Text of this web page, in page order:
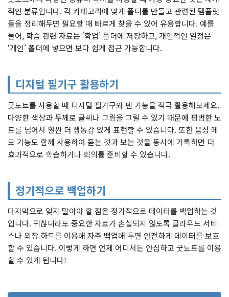
적인 분류입니다. 각 카테고리에 맞게 폴더를 만들고 관련된 템플릿
들을 정리해두면 필요할 때 빠르게 찾을 수 있어 유용합니다. 예를
들어, 학습 관련 자료는 ‘학업’ 폴더에 저장하고, 개인적인 일정은
‘개인’ 폴더에 넣으면 보다 쉽게 접근 가능합니다.
디지털 필기구 활용하기
굿노트를 사용할 때 디지털 필기구와 펜 기능을 적극 활용해보세요.
다양한 색상과 두께로 글씨나 그림을 그릴 수 있기 때문에 평범한 노
트를 넘어서 훨씬 더 생동감 있게 표현할 수 있습니다. 또한 음성 메
모 기능도 함께 사용하여 듣는 것과 보는 것을 동시에 기록하면 더
효과적으로 학습하거나 회의를 준비할 수 있습니다.
정기적으로 백업하기
마지막으로 잊지 말아야 할 점은 정기적으로 데이터를 백업하는 것
입니다. 귀찮더라도 중요한 자료가 손실되지 않도록 클라우드 서비
스나 외장 하드를 이용해 자주 백업해 두면 안전하게 데이터를 보호
할 수 있습니다. 이렇게 하면 언제 어디서든 안심하고 굿노트를 이용
할 수 있게 됩니다!